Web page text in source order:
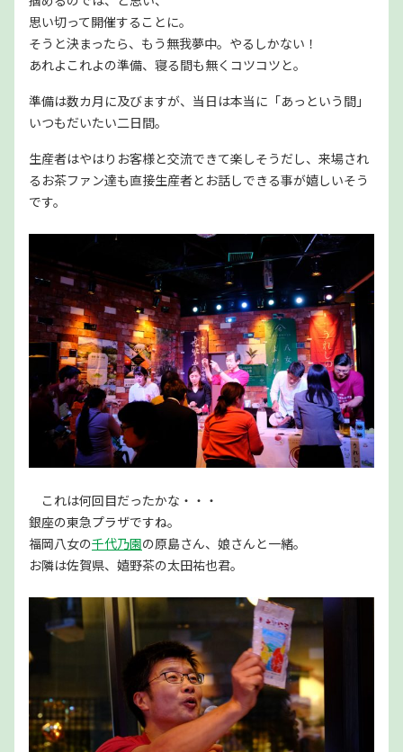
思い切って開催することに。
そうと決まったら、もう無我夢中。やるしかない！
あれよこれよの準備、寝る間も無くコツコツと。
準備は数カ月に及びますが、当日は本当に「あっという間」
いつもだいたい二日間。
生産者はやはりお客様と交流できて楽しそうだし、来場され
るお茶ファン達も直接生産者とお話しできる事が嬉しいそう
です。
これは何回目だったかな・・・
銀座の東急プラザですね。
福岡八女の千代乃園の原島さん、娘さんと一緒。
お隣は佐賀県、嬉野茶の太田祐也君。